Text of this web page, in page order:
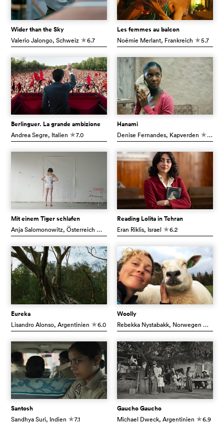
Wider than the Sky
Valerio Jalongo, Schweiz c6.7
Les femmes au balcon
Noémie Merlant, Frankreich c5.7
Berlinguer. La grande ambizione
Andrea Segre, Italien c7.0
Hanami
Denise Fernandes, Kapverden c6.5
Mit einem Tiger schlafen
Anja Salomonowitz, Österreich
Reading Lolita in Tehran
Eran Riklis, Israel c6.2
Eureka
Lisandro Alonso, Argentinien c6.0
Woolly
Rebekka Nystabakk, Norwegen
Santosh
Sandhya Suri, Indien c7.1
Gaucho Gaucho
Michael Dweck, Argentinien c6.9